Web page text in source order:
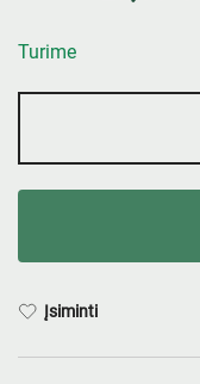
Turime
Įsiminti